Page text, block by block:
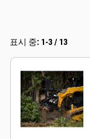
표시 중: 1-3 / 13